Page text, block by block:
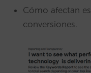
Cómo afectan
conversiones.